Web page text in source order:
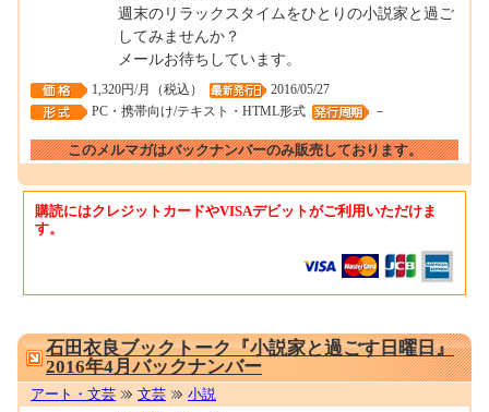
週末のリラックスタイムをひとりの小説家と過ご
してみませんか？
メールお待ちしています。
1,320円/月（税込）
2016/05/27
PC・携帯向け/テキスト・HTML形式
－
このメルマガはバックナンバーのみ販売しております。
購読にはクレジットカードやVISAデビットがご利用いただけま
す。
石田衣良ブックトーク『小説家と過ごす日曜日』
2016年4月バックナンバー
アート・文芸 文芸 小説